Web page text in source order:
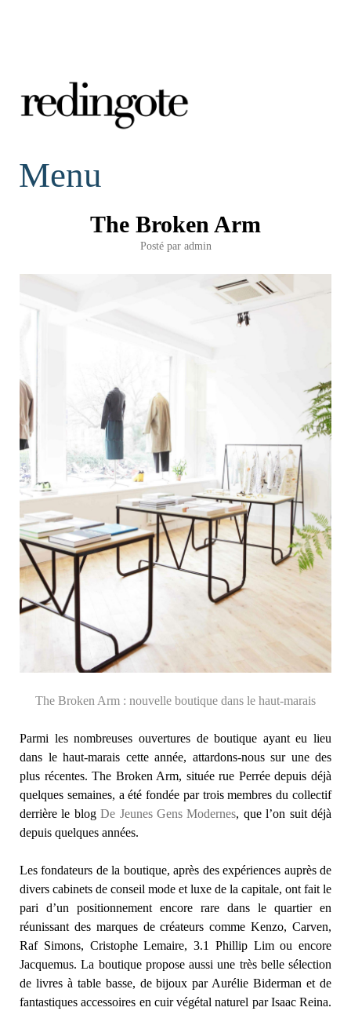
redingote.
Menu
The Broken Arm
Posté par admin
The Broken Arm : nouvelle boutique dans le haut-marais
Parmi les nombreuses ouvertures de boutique ayant eu lieu
dans le haut-marais cette année, attardons-nous sur une des
plus récentes. The Broken Arm, située rue Perrée depuis déjà
quelques semaines, a été fondée par trois membres du collectif
derrière le blogDe Jeunes Gens Modernes, que l’on suit déjà
depuis quelques années.
Les fondateurs de la boutique, après des expériences auprès de
divers cabinets de conseil mode et luxe de la capitale, ont fait le
pari d’un positionnement encore rare dans le quartier en
réunissant des marques de créateurs comme Kenzo, Carven,
Raf Simons, Cristophe Lemaire, 3.1 Phillip Lim ou encore
Jacquemus. La boutique propose aussi une très belle sélection
de livres à table basse, de bijoux par Aurélie Biderman et de
fantastiques accessoires en cuir végétal naturel par Isaac Reina.